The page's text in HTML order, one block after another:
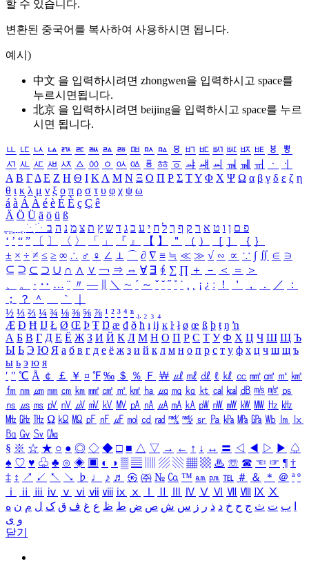
할 수 있습니다.
변환된 중국어를 복사하여 사용하시면 됩니다.
예시)
中文 을 입력하시려면 zhongwen을 입력하시고 space를
누르시면됩니다.
北京 을 입력하시려면 beijing을 입력하시고 space를 누르
시면 됩니다.
ㅥ ㅦ ㅧ ㅨ ㅩ ㅪ ㅫ ㅬ ㅭ ㅮ ㅯ ㅰ ㅱ ㅲ ㅳ ㅴ ㅵ ㅶ ㅷ ㅸ
ㅹ
ㅺ ㅻ ㅼ ㅽ ㅾ ㅿ ㆀ ㆁ ㆂ ㆃ ㆄ ㆅ ㆆ ㆇ ㆈ ㆉ ㆊ ㆋ ㆌ ㆍ
ㆎ
Α Β ΓΔ Ε Ζ Η Θ Ι ΚΛ Μ Ν Ξ Ο Π Ρ Σ ΤΥ Φ Χ Ψ Ω α β γ δ ε ζ η
θ ι κ λ μ ν ξ ο π ρ σ τ υ φ χ ψ ω
á à Á À é è É È ç Ç ê
Ä Ö Ü ä ö ü ß
ִֶֹ ֻּ ׁׂ פ ם ן ו ט א ר ק ף ך ל ח י ע כ ג ד ש ץ ת צ מ נ ה ב
‘ ’ “ ” 〔 〕 〈 〉 「 」 『 』 【 】 ＂ （ ） ［ ］ ｛ ｝
± × ÷ ≠ ≤ ≥ ∞ ∴ ♂ ♀ ∠ ⊥ ⌒ ∂ ∇ ≡ ≒ ≪ ≫ √ ∽ ∝ ∵ ∫ ∬ ∈ ∋
⊆ ⊇ ⊂ ⊃ ∪ ∩ ∧ ∨ ￢ ⇒ ⇔ ∀ ∃ ∮ ∑ ∏ ＋ － ＜ ＝
＞
、
。 · ‥ … ¨ 〃 ― ＼ ∼ ´ ～ ˇ ˘ ˝ ˚ ˙ ¸ ¡ ¿ ː ！ ＇ ， ． ／
：
；
？ ＾ ｀
½ ⅓ ⅔ ¼ ¾ ⅛ ⅜ ⅝ ⅞ ¹ ² ³ ⁴ ⁿ ₁ ₂ ₃ ₄
Æ Ð Ħ Ĳ Ł Ø Œ Þ Ŧ Ŋ æ đ ð ħ ı ĳ ĸ ŀ ł ø œ ß þ ŧ ŋ ŉ
А Б В Г Д Е Ё Ж З И Й К Л М Н О П Р С Т У Ф Х Ц Ч Ш Щ Ъ
Ы Ь Э Ю Я а б в г д е ё ж з и й к л м н о п р с т у ф х ц ч ш щ ъ
ы ь э ю я
′ ″ ℃ Å ￠ ￡ ￥ ¤ ℉ ‰ ＄ ％ Ｆ ￦ ㎕ ㎖ ㎗ ℓ ㎘ ㏄ ㎣ ㎤ ㎥ ㎦
㎙ ㎚ ㎛ ㎜ ㎝ ㎞ ㎟ ㎠ ㎡ ㎢ ㏊ ㎍ ㎎ ㎏ ㏏ ㎈ ㎉ ㏈ ㎧ ㎨ ㎰
㎱ ㎲ ㎳ ㎴ ㎵ ㎶ ㎷ ㎸ ㎹ ㎀ ㎁ ㎂ ㎃ ㎄ ㎺ ㎻ ㎽ ㎾ ㎿ ㎐ ㎑
㎒ ㎓ ㎔ Ω ㏀ ㏁ ㎊ ㎋ ㎌ ㏖ ㏅ ㎭ ㎮ ㎯ ㏛ ㎩ ㎪ ㎫ ㎬ ㏝ ㏐
㏓
㏃ ㏉ ㏜ ㏆
§ ※ ☆ ★ ○ ● ◎ ◇ ◆ □ ■ △ ▽ → ← ↑ ↓ ↔ 〓 ◁ ◀ ▷ ▶ ♤
♠ ♡ ♥ ♧ ♣ ⊙ ◈ ▣ ◐ ◑ ▒ ▤ ▨ ▧ ▦ ▩ ♨ ☏ ☎ ☜ ☞ ¶ †
‡ ↕ ↗ ↙ ↖ ↘ ♭ ♩ ♪ ♬ ㉿ ㈜ № ㏇ ™ ㏂ ㏘ ℡ ＃ ＆ ＊ ＠ ª º
ⅰ
ⅱ ⅲ ⅳ ⅴ ⅵ ⅶ ⅷ ⅸ ⅹ Ⅳ Ⅴ Ⅵ Ⅶ Ⅷ Ⅸ Ⅹ
ب ت ث ج ح خ د ذ ر ز س ش ص ض ط ظ ع غ ف ق ک ل م ن ه
و ی
닫기